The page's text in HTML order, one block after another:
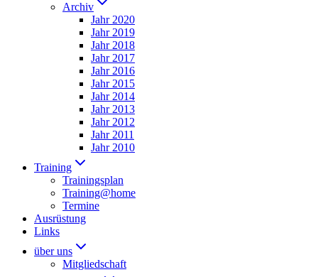
Archiv
Jahr 2020
Jahr 2019
Jahr 2018
Jahr 2017
Jahr 2016
Jahr 2015
Jahr 2014
Jahr 2013
Jahr 2012
Jahr 2011
Jahr 2010
Training
Trainingsplan
Training@home
Termine
Ausrüstung
Links
über uns
Mitgliedschaft